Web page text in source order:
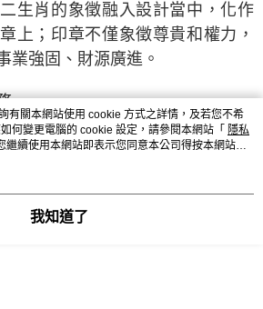
生肖的象徵融入設計當中，化作
上；印章不僅象徵尊貴和權力，
業強固、財源廣進。
。
有關本網站使用 cookie 方式之詳情，及若您不希
何變更電腦的 cookie 設定，請參閱本網站「 隱私
繼續使用本網站即表示您同意本公司得按本網站使
。
我知道了